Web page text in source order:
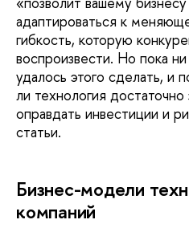
адаптироваться к
гибкость, которую
воспроизвести. Но пока
удалось этого сделать, и
ли технология
оправдать инве­стиции и
статьи.
Бизнес-модели
компаний